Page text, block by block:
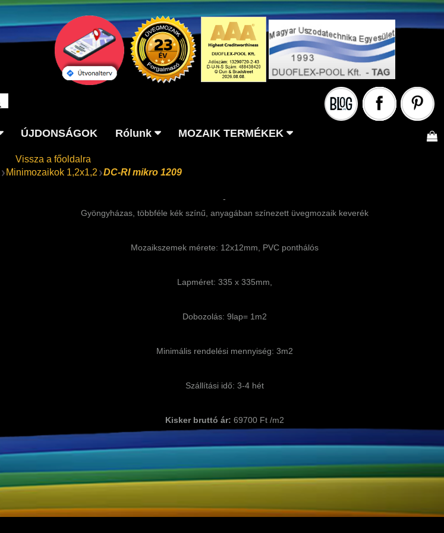
ÚJDONSÁGOK Rólunk MOZAIK TERMÉKEK
Vissza a főoldalra
Minimozaikok 1,2x1,2 DC-RI mikro 1209
-
Gyöngyházas, többféle kék színű, anyagában színezett üvegmozaik keverék
Mozaikszemek mérete: 12x12mm, PVC ponthálós
Lapméret: 335 x 335mm,
Dobozolás: 9lap= 1m2
Minimális rendelési mennyiség: 3m2
Szállítási idő: 3-4 hét
Kisker bruttó ár: 69700 Ft /m2